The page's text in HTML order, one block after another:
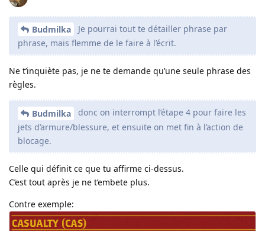
Budmilka
Je pourrai tout te détailler phrase par
phrase, mais flemme de le faire à l’écrit.
Ne t’inquiète pas, je ne te demande qu’une seule phrase des
règles.
Budmilka
donc on interrompt l’étape 4 pour faire les
jets d’armure/blessure, et ensuite on met fin à l’action de
blocage.
Celle qui définit ce que tu affirme ci-dessus.
C’est tout après je ne t’embete plus.
Contre exemple: